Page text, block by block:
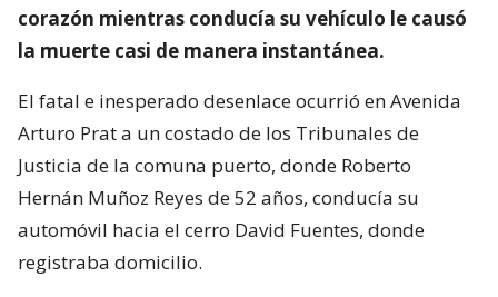
corazón mientras conducía su vehículo le causó
la muerte casi de manera instantánea.
El fatal e inesperado desenlace ocurrió en Avenida
Arturo Prat a un costado de los Tribunales de
Justicia de la comuna puerto, donde Roberto
Hernán Muñoz Reyes de 52 años, conducía su
automóvil hacia el cerro David Fuentes, donde
registraba domicilio.